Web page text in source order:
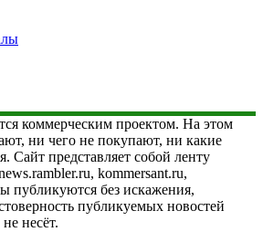
коммерческим проектом. На этом
ни чего не покупают, ни какие
Сайт представляет собой ленту
kommersant.ru,
публикуются без искажения,
публикуемых новостей
несёт.